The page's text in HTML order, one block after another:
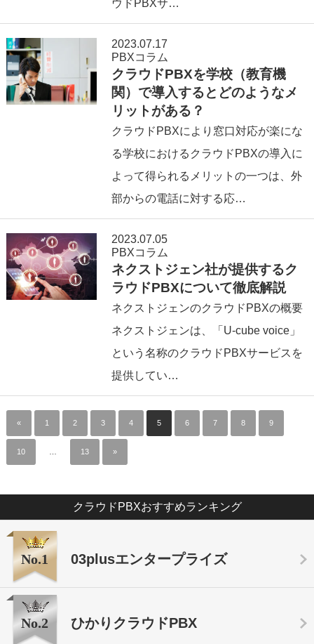
ウドPBXサ…
2023.07.17
PBXコラム
クラウドPBXを学校（教育機
関）で導入するとどのようなメ
リットがある？
クラウドPBXにより窓口対応が楽にな
る学校におけるクラウドPBXの導入に
よって得られるメリットの一つは、外
部からの電話に対する応…
2023.07.05
PBXコラム
ネクストジェン社が提供するク
ラウドPBXについて徹底解説
ネクストジェンのクラウドPBXの概要
ネクストジェンは、「U-cube voice」
という名称のクラウドPBXサービスを
提供してい…
« 1 2 3 4 5 6 7 8 9
10 13 »
クラウドPBXおすすめランキング
No.1 03plusエンタープライズ
No.2 ひかりクラウドPBX